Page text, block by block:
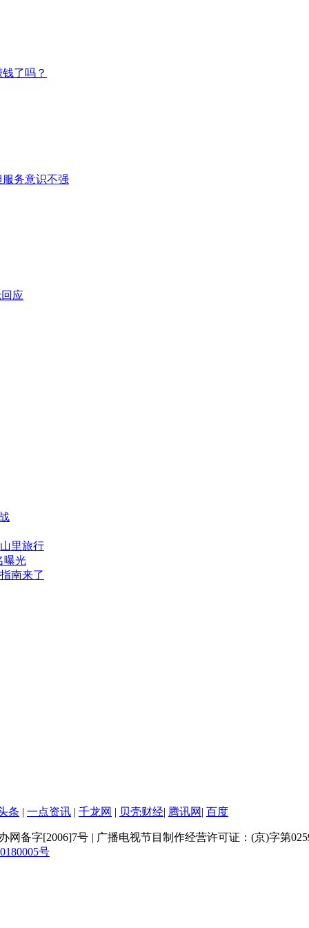
了吗？
务意识不强
应
里旅行
曝光
南来了
条 | 一点资讯 | 千龙网 | 贝壳财经| 腾讯网 | 百度
网备字[2006]7号 | 广播电视节目制作经营许可证：(京)字第
号